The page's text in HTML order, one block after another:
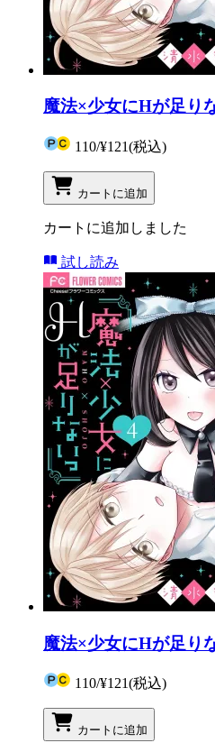
魔法×少女にHが足り
110/¥121(税込)
カートに追加
カートに追加しました
試し読み
魔法×少女にHが足り
110/¥121(税込)
カートに追加